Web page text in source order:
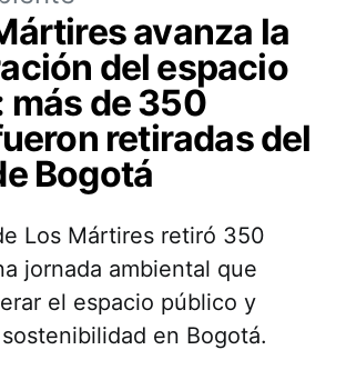
avanza la
del espacio
más de 350
retiradas del
Bogotá
Los Mártires retiró 350
jornada ambiental que
el espacio público y
en Bogotá.